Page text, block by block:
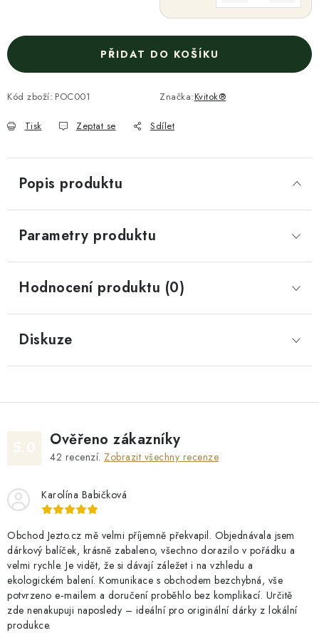
PŘIDAT DO KOŠÍKU
Kód zboží: POC001 Značka:Kvitok®
Tisk Zeptat se Sdílet
Popis produktu
Parametry produktu
Hodnocení produktu (0)
Diskuze
Ověřeno zákazníky
42 recenzí. Zobrazit všechny recenze
Karolína Babičková
Obchod Jezto.cz mě velmi příjemně překvapil. Objednávala jsem
dárkový balíček, krásně zabaleno, všechno dorazilo v pořádku a
velmi rychle. Je vidět, že si dávají záležet i na vzhledu a
ekologickém balení. Komunikace s obchodem bezchybná, vše
potvrzeno e‑mailem a doručení proběhlo bez komplikací. Určitě
zde nenakupuji naposledy – ideální pro originální dárky z lokální
produkce.